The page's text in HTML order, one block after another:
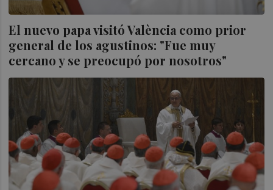
El nuevo papa visitó València como prior
general de los agustinos: "Fue muy
cercano y se preocupó por nosotros"